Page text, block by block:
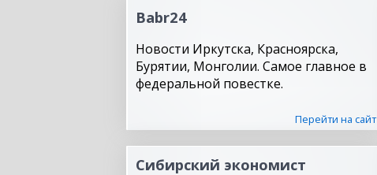
Babr24
Новости Иркутска, Красноярска,
Бурятии, Монголии. Самое главное в
федеральной повестке.
Перейти на сайт
Сибирский экономист